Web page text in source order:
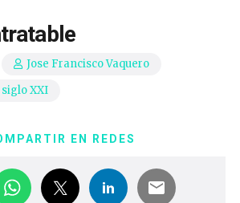
Jose Francisco Vaquero
XXI
EN REDES